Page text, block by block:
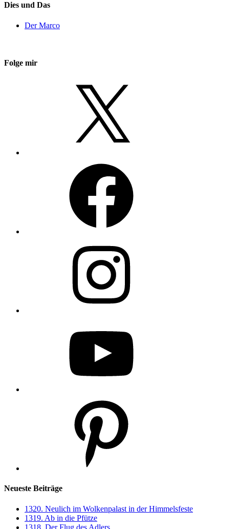
Dies und Das
Der Marco
Folge mir
Neueste Beiträge
1320. Neulich im Wolkenpalast in der Himmelsfeste
1319. Ab in die Pfütze
1318. Der Flug des Adlers